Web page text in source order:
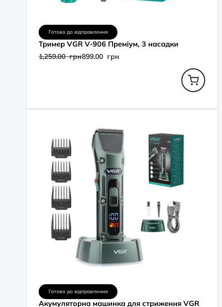
Готово до відправлення
Тример VGR V-906 Преміум, 3 насадки
1,259.00грн899.00 грн
Готово до відправлення
Акумуляторна машинка для стриження VGR